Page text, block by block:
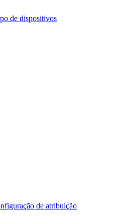
de dispositivos
de atribuição